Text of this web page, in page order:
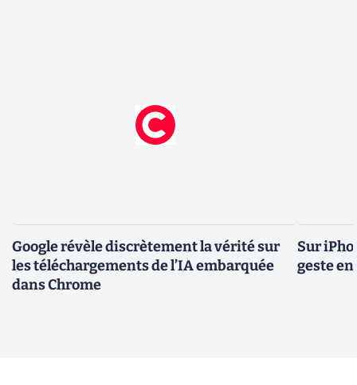
Google révèle discrètement la vérité sur
les téléchargements de l’IA embarquée
dans Chrome
Sur
geste